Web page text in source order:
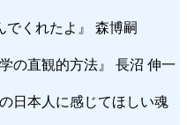
『θは遊んでくれたよ』 森博嗣
直観的方法』 長沼 伸一
日本人に感じてほしい魂